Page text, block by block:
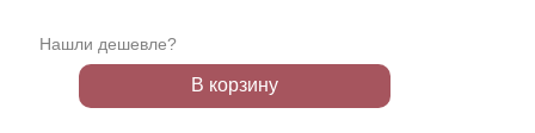
Нашли дешевле?
В корзину